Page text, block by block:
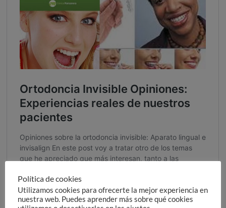
Política de cookies
Utilizamos cookies para ofrecerte la mejor experiencia en
nuestra web. Puedes aprender más sobre qué cookies